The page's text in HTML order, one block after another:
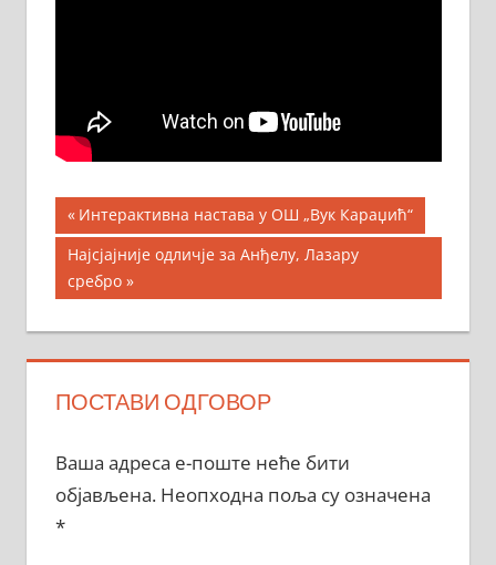
Кретање
чланка
Previous
Post:
Интерактивна настава у ОШ „Вук Караџић“
Next
Post:
Најсјајније одличје за Анђелу, Лазару
сребро
ПОСТАВИ ОДГОВОР
Ваша адреса е-поште неће бити
објављена. Неопходна поља су означена
*